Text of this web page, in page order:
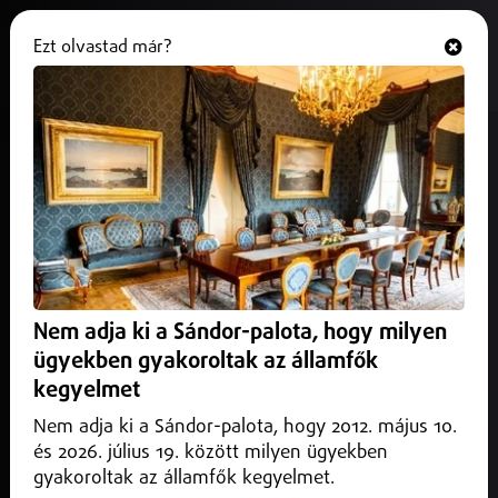
Nyíregyháza
Ezt olvastad már?
Nem adja ki a Sándor-palota, hogy milyen
ügyekben gyakoroltak az államfők
kegyelmet
Nem adja ki a Sándor-palota, hogy 2012. május 10.
és 2026. július 19. között milyen ügyekben
gyakoroltak az államfők kegyelmet.